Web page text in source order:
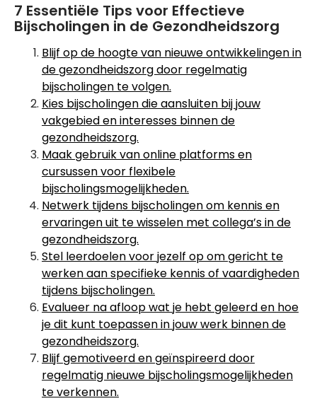
7 Essentiële Tips voor Effectieve
Bijscholingen in de Gezondheidszorg
Blijf op de hoogte van nieuwe ontwikkelingen in
de gezondheidszorg door regelmatig
bijscholingen te volgen.
Kies bijscholingen die aansluiten bij jouw
vakgebied en interesses binnen de
gezondheidszorg.
Maak gebruik van online platforms en
cursussen voor flexibele
bijscholingsmogelijkheden.
Netwerk tijdens bijscholingen om kennis en
ervaringen uit te wisselen met collega’s in de
gezondheidszorg.
Stel leerdoelen voor jezelf op om gericht te
werken aan specifieke kennis of vaardigheden
tijdens bijscholingen.
Evalueer na afloop wat je hebt geleerd en hoe
je dit kunt toepassen in jouw werk binnen de
gezondheidszorg.
Blijf gemotiveerd en geïnspireerd door
regelmatig nieuwe bijscholingsmogelijkheden
te verkennen.